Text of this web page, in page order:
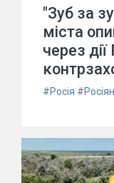
"Зуб за
міста
через дії
#Росія #